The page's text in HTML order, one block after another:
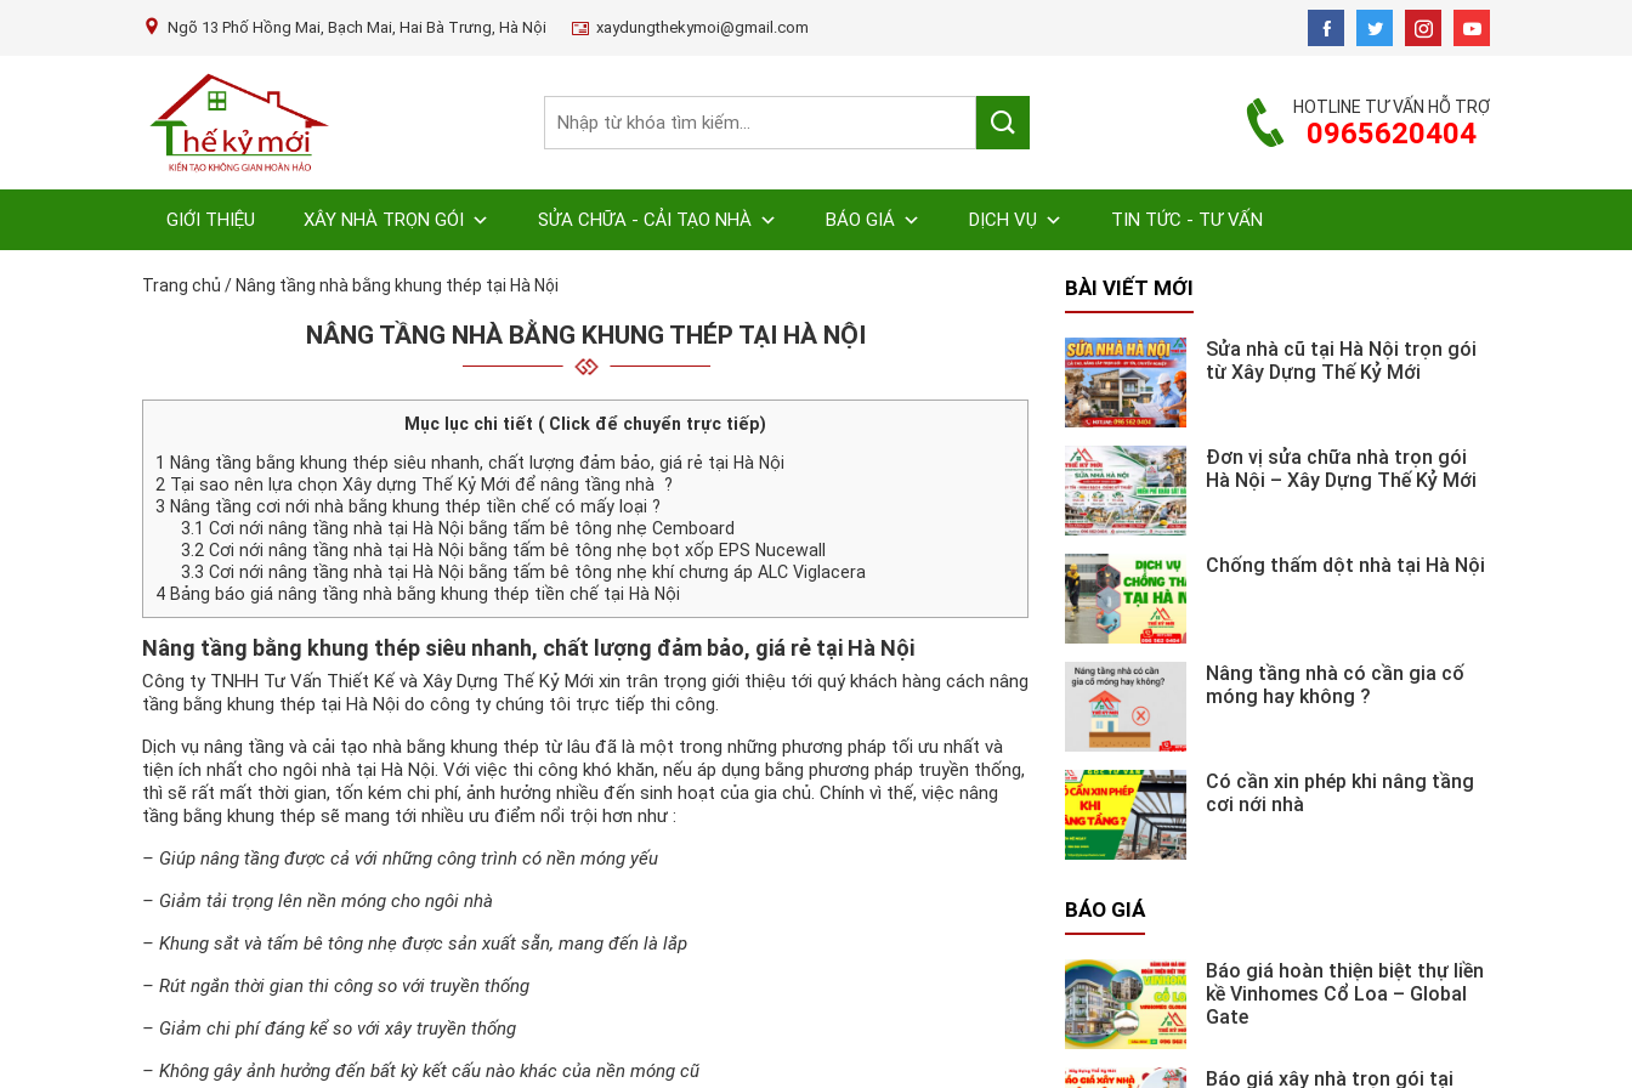
Ngõ 13 Phố Hồng Mai, Bạch Mai, Hai Bà Trưng, Hà Nội xaydungthekymoi@gmail.com
HOTLINE TƯ VẤN HỖ TRỢ
0965620404
GIỚI THIỆU XÂY NHÀ TRỌN GÓI SỬA CHỮA - CẢI TẠO NHÀ BÁO GIÁ DỊCH VỤ TIN TỨC - TƯ VẤN
Trang chủ / Nâng tầng nhà bằng khung thép tại Hà Nội
NÂNG TẦNG NHÀ BẰNG KHUNG THÉP TẠI HÀ NỘI
Mục lục chi tiết ( Click để chuyển trực tiếp)
1 Nâng tầng bằng khung thép siêu nhanh, chất lượng đảm bảo, giá rẻ tại Hà Nội
2 Tại sao nên lựa chọn Xây dựng Thế Kỷ Mới để nâng tầng nhà ?
3 Nâng tầng cơi nới nhà bằng khung thép tiền chế có mấy loại ?
3.1 Cơi nới nâng tầng nhà tại Hà Nội bằng tấm bê tông nhẹ Cemboard
3.2 Cơi nới nâng tầng nhà tại Hà Nội bằng tấm bê tông nhẹ bọt xốp EPS Nucewall
3.3 Cơi nới nâng tầng nhà tại Hà Nội bằng tấm bê tông nhẹ khí chưng áp ALC Viglacera
4 Bảng báo giá nâng tầng nhà bằng khung thép tiền chế tại Hà Nội
Nâng tầng bằng khung thép siêu nhanh, chất lượng đảm bảo, giá rẻ tại Hà Nội
Công ty TNHH Tư Vấn Thiết Kế và Xây Dựng Thế Kỷ Mới xin trân trọng giới thiệu tới quý khách hàng cách nâng
tầng bằng khung thép tại Hà Nội do công ty chúng tôi trực tiếp thi công.
Dịch vụ nâng tầng và cải tạo nhà bằng khung thép từ lâu đã là một trong những phương pháp tối ưu nhất và
tiện ích nhất cho ngôi nhà tại Hà Nội. Với việc thi công khó khăn, nếu áp dụng bằng phương pháp truyền thống,
thì sẽ rất mất thời gian, tốn kém chi phí, ảnh hưởng nhiều đến sinh hoạt của gia chủ. Chính vì thế, việc nâng
tầng bằng khung thép sẽ mang tới nhiều ưu điểm nổi trội hơn như :
– Giúp nâng tầng được cả với những công trình có nền móng yếu
– Giảm tải trọng lên nền móng cho ngôi nhà
– Khung sắt và tấm bê tông nhẹ được sản xuất sẵn, mang đến là lắp
– Rút ngắn thời gian thi công so với truyền thống
– Giảm chi phí đáng kể so với xây truyền thống
– Không gây ảnh hưởng đến bất kỳ kết cấu nào khác của nền móng cũ
BÀI VIẾT MỚI
Sửa nhà cũ tại Hà Nội trọn gói
từ Xây Dựng Thế Kỷ Mới
Đơn vị sửa chữa nhà trọn gói
Hà Nội – Xây Dựng Thế Kỷ Mới
Chống thấm dột nhà tại Hà Nội
Nâng tầng nhà có cần gia cố
móng hay không ?
Có cần xin phép khi nâng tầng
cơi nới nhà
BÁO GIÁ
Báo giá hoàn thiện biệt thự liền
kề Vinhomes Cổ Loa – Global
Gate
Báo giá xây nhà trọn gói tại